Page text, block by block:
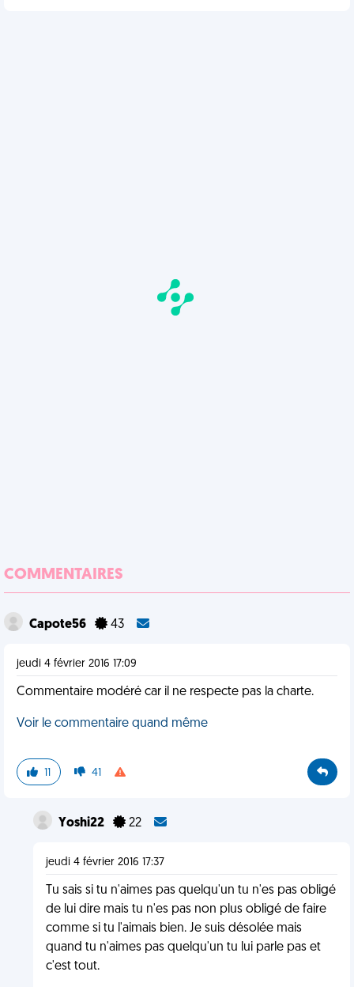
COMMENTAIRES
Capote56 43
jeudi 4 février 2016 17:09
Commentaire modéré car il ne respecte pas la charte.
Voir le commentaire quand même
11 41
Yoshi22 22
jeudi 4 février 2016 17:37
Tu sais si tu n'aimes pas quelqu'un tu n'es pas obligé
de lui dire mais tu n'es pas non plus obligé de faire
comme si tu l'aimais bien. Je suis désolée mais
quand tu n'aimes pas quelqu'un tu lui parle pas et
c'est tout.